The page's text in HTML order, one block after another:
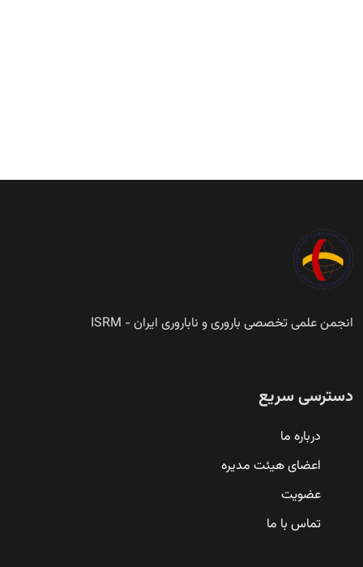
انجمن علمی تخصصی باروری و ناباروری ایران - ISRM
دسترسی سریع
درباره ما
اعضای هیئت مدیره
عضویت
تماس با ما